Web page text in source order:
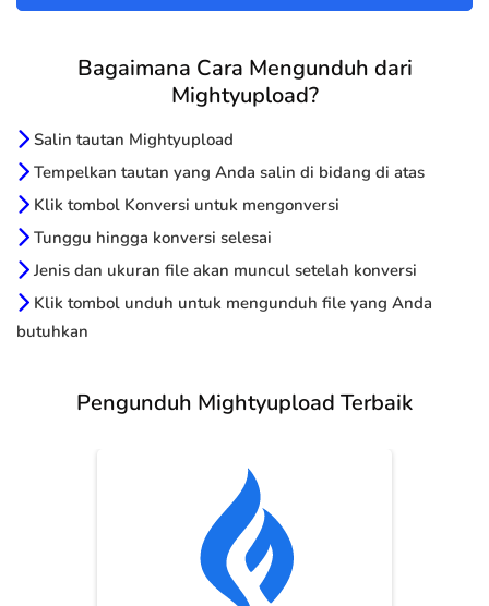
Bagaimana Cara Mengunduh dari
Mightyupload?
Salin tautan Mightyupload
Tempelkan tautan yang Anda salin di bidang di atas
Klik tombol Konversi untuk mengonversi
Tunggu hingga konversi selesai
Jenis dan ukuran file akan muncul setelah konversi
Klik tombol unduh untuk mengunduh file yang Anda
butuhkan
Pengunduh Mightyupload Terbaik